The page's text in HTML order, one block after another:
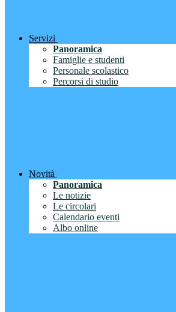
Servizi
Panoramica
Famiglie e studenti
Personale scolastico
Percorsi di studio
Novità
Panoramica
Le notizie
Le circolari
Calendario eventi
Albo online